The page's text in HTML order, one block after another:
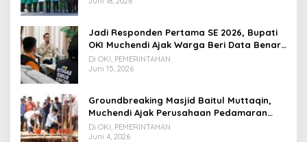
Jadi Responden Pertama SE 2026, Bupati
OKI Muchendi Ajak Warga Beri Data Benar
ke Petugas BPS
Di OKI, PEMERINTAHAN
Juni 15, 2026
Groundbreaking Masjid Baitul Muttaqin,
Muchendi Ajak Perusahaan Pedamaran
Timur Turut Bantu
Di OKI, PEMERINTAHAN
Juni 4, 2026